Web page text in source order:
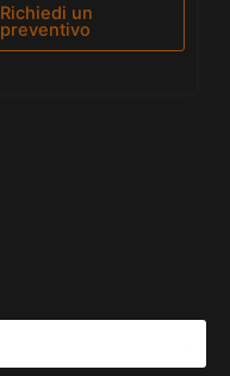
Richiedi un
preventivo